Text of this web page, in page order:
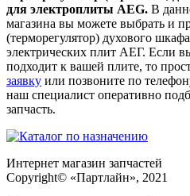
для электроплиты AEG. В
магазина вы можете выбрать и
(терморегулятор) духового
электрических плит АЕГ. Если
подходит к вашей плите, то
заявку или позвоните по
наш специалист оперативно
запчасть.
Интернет магазин запчастей
Copyright© «Партлайн», 2021